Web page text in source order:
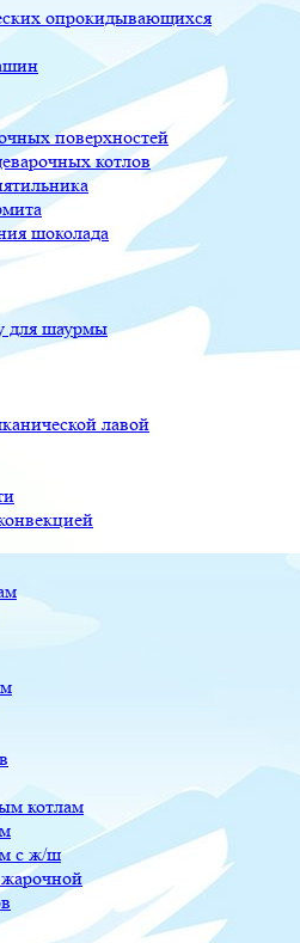
опрокидывающихся
поверхностей
котлов
шоколада
для шаурмы
лавой
котлам
с ж/ш
жарочной